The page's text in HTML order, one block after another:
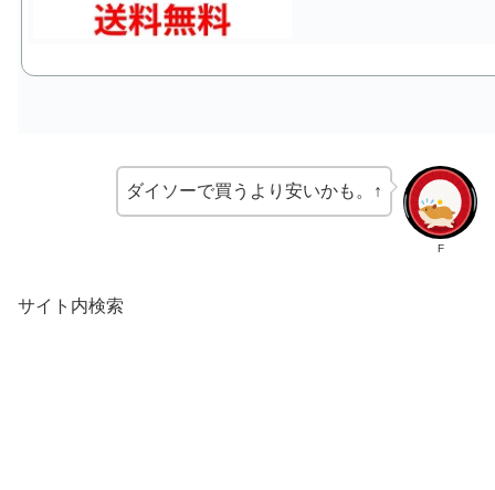
F
ダイソーで買うより安いかも。↑
サイト内検索